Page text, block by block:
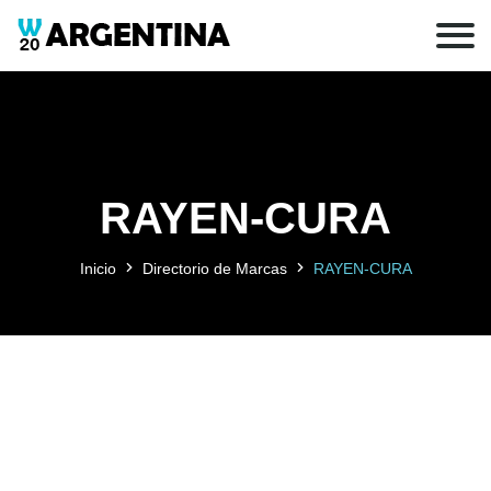
RAYEN-CURA
Inicio Directorio de Marcas RAYEN-CURA